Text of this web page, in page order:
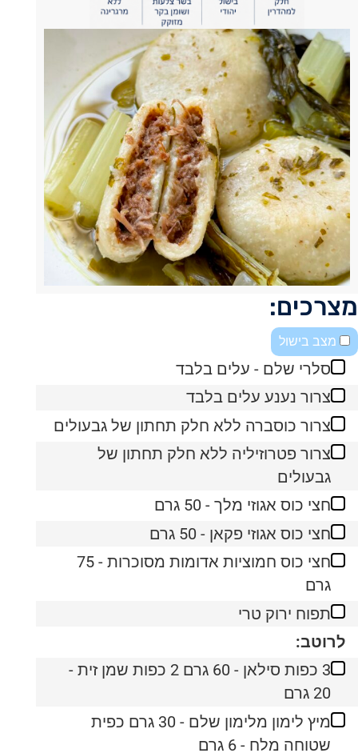
מצרכים:
מצב בישול
סלרי שלם - עלים בלבד
צרור נענע עלים בלבד
צרור כוסברה ללא חלק תחתון של גבעולים
צרור פטרוזיליה ללא חלק תחתון של
גבעולים
חצי כוס אגוזי מלך - 50 גרם
חצי כוס אגוזי פקאן - 50 גרם
חצי כוס חמוציות אדומות מסוכרות - 75
גרם
תפוח ירוק טרי
לרוטב:
3 כפות סילאן - 60 גרם 2 כפות שמן זית -
20 גרם
מיץ לימון מלימון שלם - 30 גרם כפית
שטוחה מלח - 6 גרם